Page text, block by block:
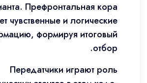
Префронтальная кора
чувственные и логические
формируя итоговый
отбор.
Передатчики играют роль